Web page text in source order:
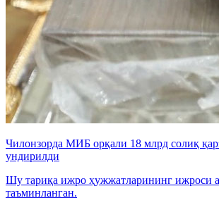
Чилонзорда МИБ орқали 18 млрд солиқ
ундирилди
Шу тариқа ижро ҳужжатларининг ижроси
таъминланган.